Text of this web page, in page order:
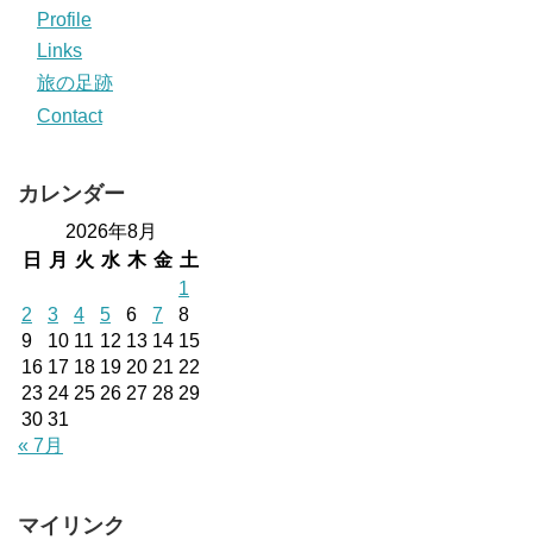
Profile
Links
旅の足跡
Contact
カレンダー
2026年8月
日
月 火 水 木 金 土
1
2
3 4 5 6 7
8
9
10 11 12 13 14 15
16 17 18 19 20 21 22
23 24 25 26 27 28 29
30 31
« 7月
マイリンク